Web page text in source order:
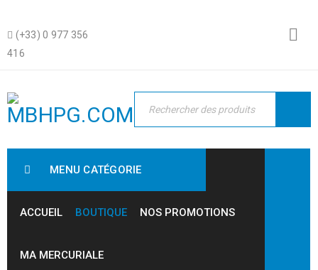
(+33) 0 977 356
416
MENU CATÉGORIE
ACCUEIL BOUTIQUE NOS PROMOTIONS
MA MERCURIALE